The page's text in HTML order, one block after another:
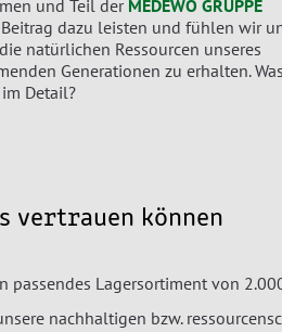
und Teil der MEDEWO GRUPPE
dazu leisten und fühlen wir
natürlichen Ressourcen unseres
Generationen zu erhalten. Was
Detail?
vertrauen können
passendes Lagersortiment von
nachhaltigen bzw.